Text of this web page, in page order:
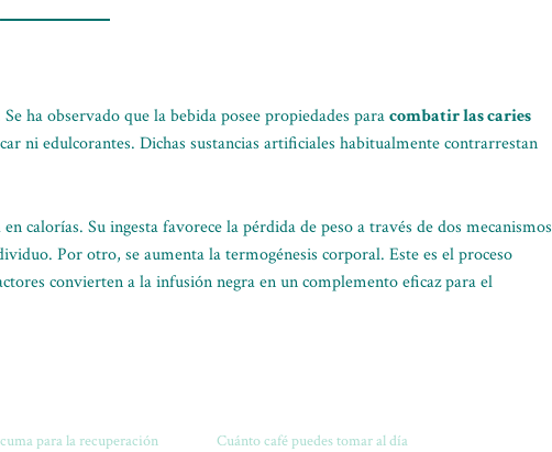
ha observado que la bebida posee propiedades paracombatir las caries
ni edulcorantes. Dichas sustancias artificiales habitualmente contrarrestan
calorías. Su ingesta favorece la pérdida de peso a través de dos mecanismos
Por otro, se aumenta la termogénesis corporal. Este es el proceso
convierten a la infusión negra en un complemento eficaz para el
para la recuperación
Cuánto café puedes tomar al día